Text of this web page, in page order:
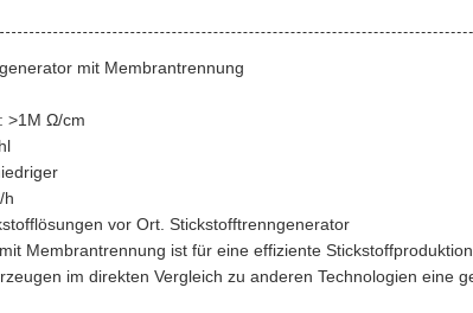
mit Membrantrennung
>1M Ω/cm
h
vor Ort. Stickstofftrenngenerator
Membrantrennung ist für eine effiziente
im direkten Vergleich zu anderen Technologien eine